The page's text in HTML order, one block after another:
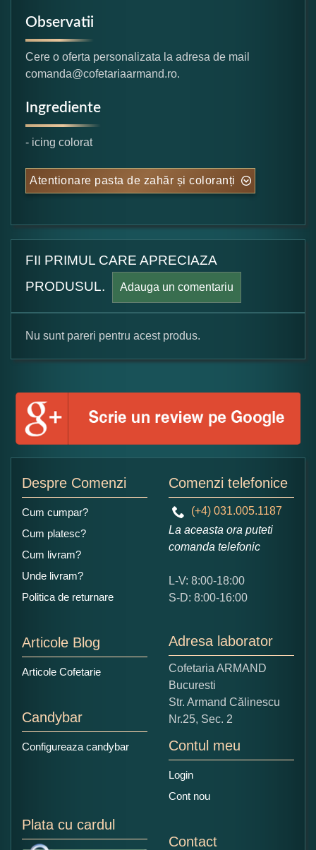
Observatii
Cere o oferta personalizata la adresa de mail
comanda@cofetariaarmand.ro.
Ingrediente
- icing colorat
Atentionare pasta de zahăr și coloranți
FII PRIMUL CARE APRECIAZA
PRODUSUL.
Adauga un comentariu
Formular pareri client
Numele dumneavoastra:
Ce nota acordati acestui produs?
5
Copiati alaturi numarul din imagine:
Nu sunt pareri pentru acest produs.
Despre Comenzi
Cum cumpar?
Cum platesc?
Cum livram?
Unde livram?
Politica de returnare
Articole Blog
Articole Cofetarie
Candybar
Configureaza candybar
Comenzi telefonice
(+4) 031.005.1187
La aceasta ora puteti
comanda telefonic
L-V: 8:00-18:00
S-D: 8:00-16:00
Adresa laborator
Cofetaria ARMAND
Bucuresti
Str. Armand Călinescu
Nr.25, Sec. 2
Contul meu
Login
Cont nou
Plata cu cardul
Contact